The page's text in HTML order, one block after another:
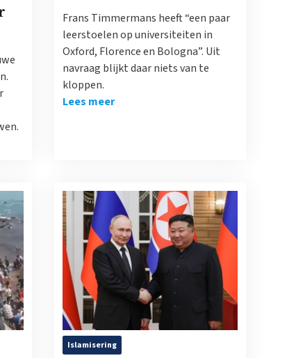
Frans Timmermans heeft “een paar
leerstoelen op universiteiten in
Oxford, Florence en Bologna”. Uit
navraag blijkt daar niets van te
kloppen.
Lees meer
Islamisering